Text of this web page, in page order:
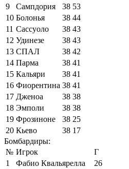
9
Сампдория 38 53
10 Болонья 38 44
11 Сассуоло 38 43
12 Удинезе 38 43
13 СПАЛ 38 42
14 Парма 38 41
15 Кальяри 38 41
16 Фиорентина 38 41
17 Дженоа 38 38
18 Эмполи 38 38
19 Фрозиноне 38 25
20 Кьево 38 17
Бомбардиры:
№ Игрок
Г
1
Фабио Квальярелла
26